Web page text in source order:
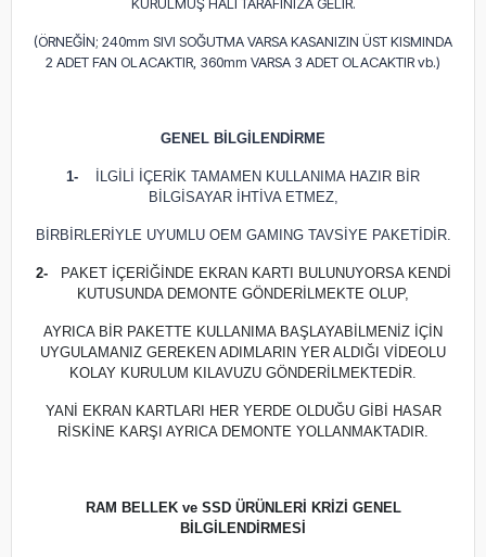
KURULMUŞ HALİ TARAFINIZA GELİR.
(ÖRNEĞİN; 240mm SIVI SOĞUTMA VARSA KASANIZIN ÜST KISMINDA
2 ADET FAN OLACAKTIR, 360mm VARSA 3 ADET OLACAKTIR vb.)
GENEL BİLGİLENDİRME
1-
İLGİLİ İÇERİK TAMAMEN KULLANIMA HAZIR BİR
BİLGİSAYAR İHTİVA ETMEZ,
BİRBİRLERİYLE UYUMLU OEM GAMING TAVSİYE PAKETİDİR.
2-
PAKET İÇERİĞİNDE EKRAN KARTI BULUNUYORSA KENDİ
KUTUSUNDA DEMONTE GÖNDERİLMEKTE OLUP,
AYRICA BİR PAKETTE KULLANIMA BAŞLAYABİLMENİZ İÇİN
UYGULAMANIZ GEREKEN ADIMLARIN YER ALDIĞI VİDEOLU
KOLAY KURULUM KILAVUZU GÖNDERİLMEKTEDİR.
YANİ EKRAN KARTLARI HER YERDE OLDUĞU GİBİ HASAR
RİSKİNE KARŞI AYRICA DEMONTE YOLLANMAKTADIR.
RAM BELLEK ve SSD ÜRÜNLERİ KRİZİ GENEL
BİLGİLENDİRMESİ